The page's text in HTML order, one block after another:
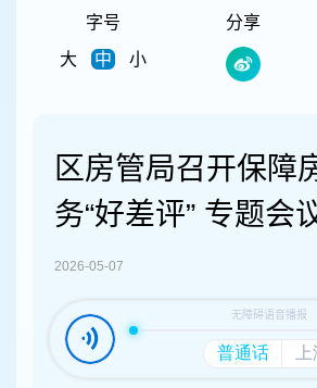
字号
大
中 小
分享
区房管局召开保障
务“好差评” 专题会
2026-05-07